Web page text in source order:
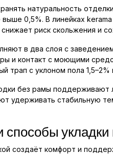
натуральность
0,5%. В линейках
риск скольжения и
в два слоя с
и контакт с моющими
трап с уклоном пола
без рамы поддерживают
удерживать стабильную
укладки
создаёт комфорт и